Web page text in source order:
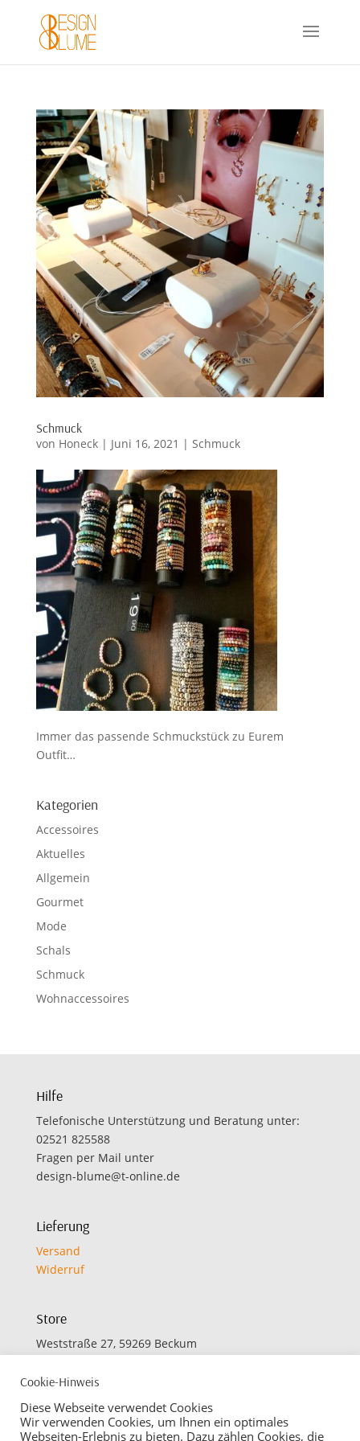
Schmuck
von Honeck| Juni 16, 2021 | Schmuck
Immer das passende Schmuckstück zu Eurem
Outfit…
Kategorien
Accessoires
Aktuelles
Allgemein
Gourmet
Mode
Schals
Schmuck
Wohnaccessoires
Hilfe
Telefonische Unterstützung und Beratung unter:
02521 825588
Fragen per Mail unter
design-blume@t-online.de
Lieferung
Versand
Widerruf
Store
Weststraße 27, 59269 Beckum
Öffnungszeiten
Montag bis Freitag:
09.30 bis 12.30 Uhr
Cookie-Hinweis
Diese Webseite verwendet Cookies
Wir verwenden Cookies, um Ihnen ein optimales
Webseiten-Erlebnis zu bieten. Dazu zählen Cookies, die